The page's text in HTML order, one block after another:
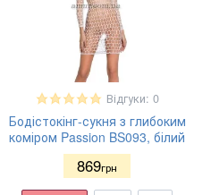
Відгуки: 0
Бодістокінг-сукня з глибоким
коміром Passion BS093, білий
869грн